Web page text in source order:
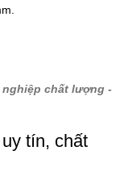
chất lượng -
tín, chất